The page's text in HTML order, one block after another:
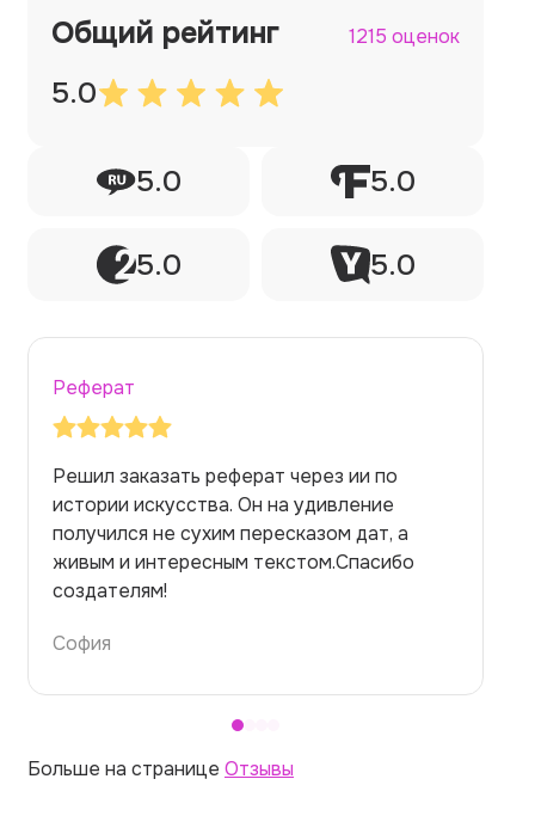
Общий рейтинг 1215 оценок
5.0
5.0 5.0
5.0 5.0
Реферат
Заказывала реферат с помощью нейросети
на медицинскую тему. Ожидала худшего,
но справилась. Термины использовала
правильно. Для быстрого ознакомления с
темой — идеально.
Алина
Больше на странице Отзывы